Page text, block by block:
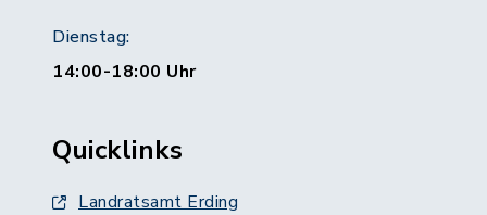
Dienstag:
14:00-18:00 Uhr
Quicklinks
Landratsamt Erding